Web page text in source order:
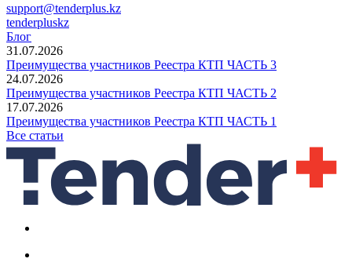
support@tenderplus.kz
tenderpluskz
Блог
31.07.2026
Преимущества участников Реестра КТП ЧАСТЬ 3
24.07.2026
Преимущества участников Реестра КТП ЧАСТЬ 2
17.07.2026
Преимущества участников Реестра КТП ЧАСТЬ 1
Все статьи